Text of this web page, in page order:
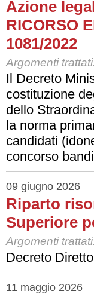
Azione
RICORSO
1081/2022
Argomenti
Il Decreto
costituzione
dello
la norma
candidati
concorso
09 giugno 2026
Riparto
Superiore
Argomenti
Decreto
11 maggio 2026